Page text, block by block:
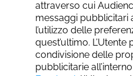
attraverso cui
messaggi pubblicitari
l’utilizzo delle
quest’ultimo.
condivisione delle
pubblicitarie